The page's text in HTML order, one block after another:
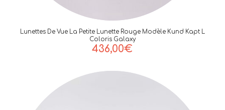
Lunettes De Vue La Petite Lunette Rouge Modèle Kund Kapt L
Coloris Galaxy
436,00€